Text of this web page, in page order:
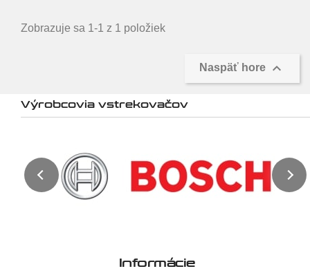
Zobrazuje sa 1-1 z 1 položiek
Naspäť hore 
Výrobcovia vstrekovačov
Informácie